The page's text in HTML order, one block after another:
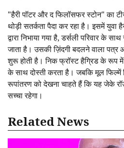
"हैरी पॉटर और द फिलॉसफर स्टोन" का
थोड़ी सतर्कता पैदा कर रहा है। इसमें युवा
द्वारा निभाया गया है, डर्सली परिवार के
जाता है। उसकी ज़िंदगी बदलने वाला पत्र
शुरू होती है। निक फ्रॉस्ट हैग्रिड के रूप में
के साथ दोस्ती करता है। जबकि मूल फिल्में
रूपांतरण को देखना चाहते हैं कि यह जेके
सच्चा रहेगा।
Related News